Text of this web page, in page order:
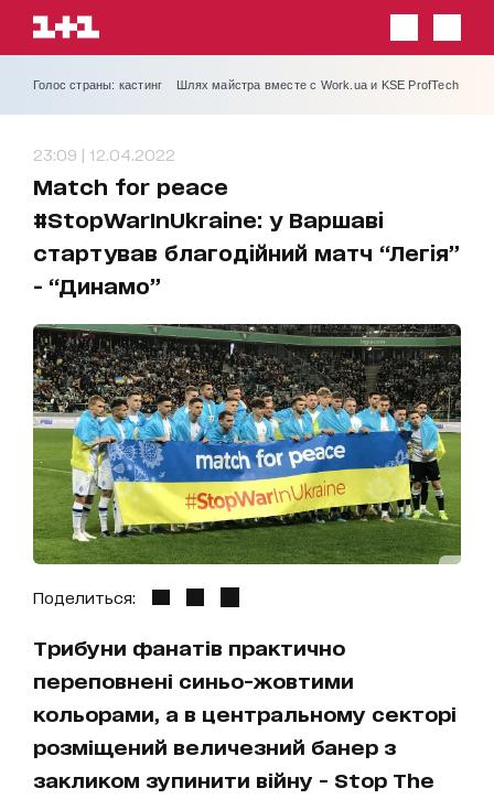
Голос страны: кастинг Шлях майстра вместе с Work.ua и KSE ProfTech
23:09 | 12.04.2022
Match for peace
#StopWarInUkraine: у Варшаві
стартував благодійний матч “Легія”
- “Динамо”
Поделиться:
Трибуни фанатів практично
переповнені синьо-жовтими
кольорами, а в центральному секторі
розміщений величезний банер з
закликом зупинити війну - Stop The